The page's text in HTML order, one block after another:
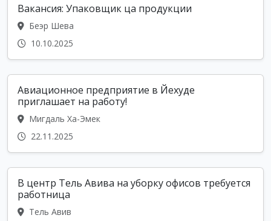
Вакансия: Упаковщик ца продукции
Беэр Шева
10.10.2025
Авиационное предприятие в Йехуде
приглашает на работу!
Мигдаль Ха-Эмек
22.11.2025
В центр Тель Авива на уборку офисов требуется
работница
Тель Авив